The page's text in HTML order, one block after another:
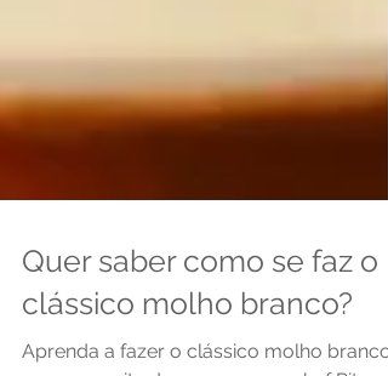
Quer saber como se faz o
clássico molho branco?